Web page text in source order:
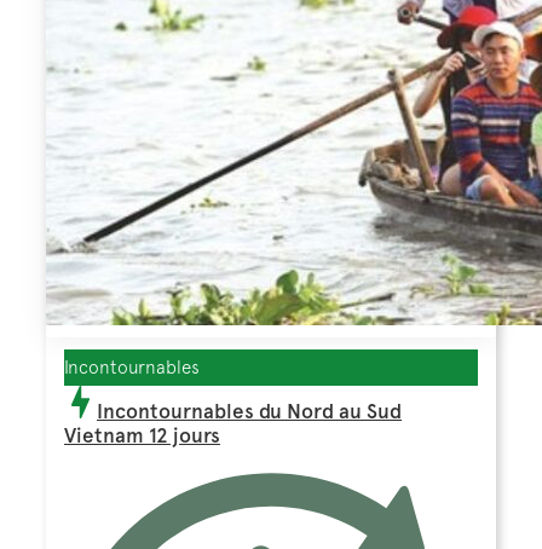
Incontournables
Incontournables du Nord au Sud
Vietnam 12 jours